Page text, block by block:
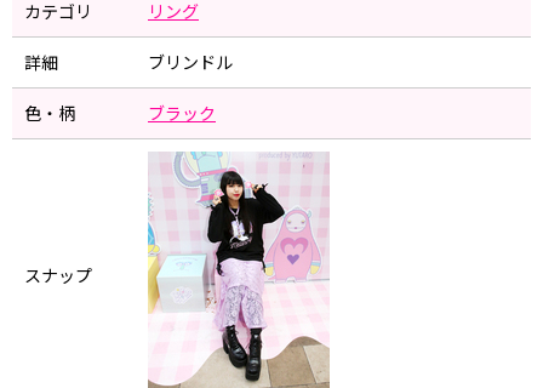
カテゴリ リング
詳細 ブリンドル
色・柄 ブラック
スナップ